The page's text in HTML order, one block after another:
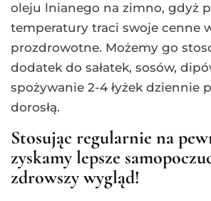
oleju lnianego na zimno, gdyż
temperatury traci swoje cenne
prozdrowotne. Możemy go
dodatek do sałatek, sosów,
spożywanie 2-4 łyżek dziennie
dorosłą.
Stosując regularnie na
zyskamy lepsze
zdrowszy wygląd!